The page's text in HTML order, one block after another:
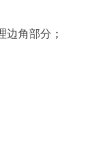
角部分；